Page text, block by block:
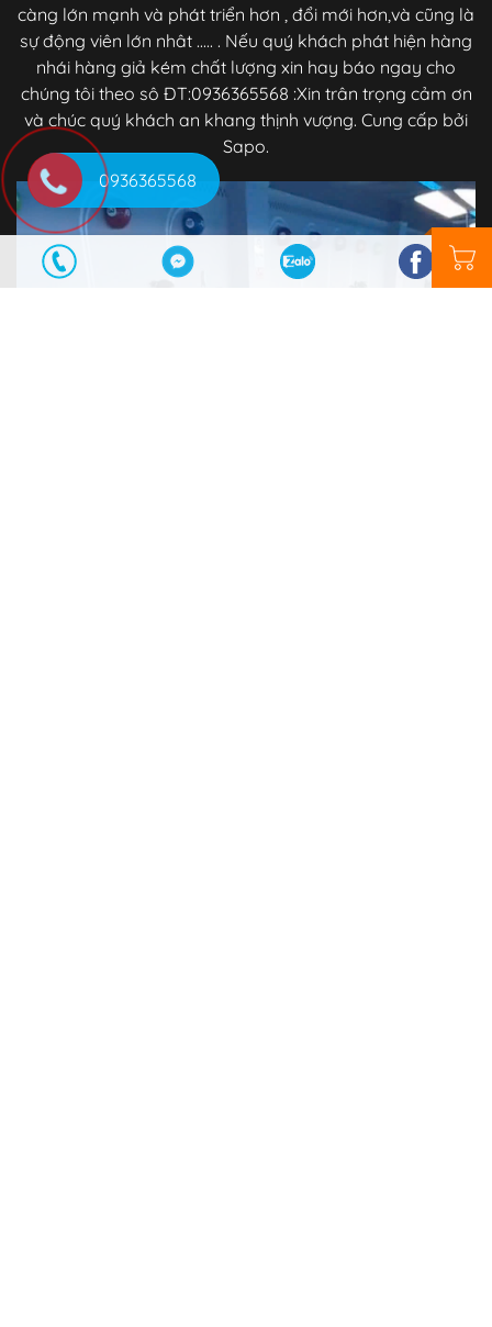
càng lớn mạnh và phát triển hơn , đổi mới hơn,và cũng là
sự động viên lớn nhât ..... . Nếu quý khách phát hiện hàng
nhái hàng giả kém chất lượng xin hay báo ngay cho
chúng tôi theo sô ĐT:0936365568 :Xin trân trọng cảm ơn
và chúc quý khách an khang thịnh vượng. Cung cấp bởi
Sapo.
0936365568